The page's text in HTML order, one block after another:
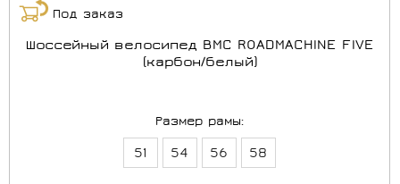
Под заказ
Шоссейный велосипед BMC ROADMACHINE FIVE
(карбон/белый)
Размер рамы:
51 54 56 58